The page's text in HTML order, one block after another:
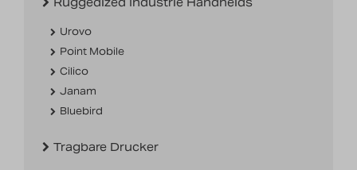
Urovo
Point Mobile
Cilico
Janam
Bluebird
Tragbare Drucker